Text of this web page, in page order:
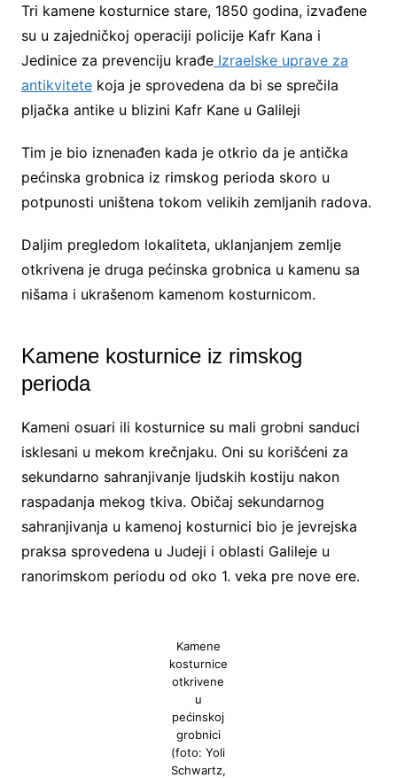
Tri kamene kosturnice stare, 1850 godina, izvađene
su u zajedničkoj operaciji policije Kafr Kana i
Jedinice za prevenciju krađeIzraelske uprave za
antikvitetekoja je sprovedena da bi se sprečila
pljačka antike u blizini Kafr Kane u Galileji
Tim je bio iznenađen kada je otkrio da je antička
pećinska grobnica iz rimskog perioda skoro u
potpunosti uništena tokom velikih zemljanih radova.
Daljim pregledom lokaliteta, uklanjanjem zemlje
otkrivena je druga pećinska grobnica u kamenu sa
nišama i ukrašenom kamenom kosturnicom.
Kamene kosturnice iz rimskog
perioda
Kameni osuari ili kosturnice su mali grobni sanduci
isklesani u mekom krečnjaku. Oni su korišćeni za
sekundarno sahranjivanje ljudskih kostiju nakon
raspadanja mekog tkiva. Običaj sekundarnog
sahranjivanja u kamenoj kosturnici bio je jevrejska
praksa sprovedena u Judeji i oblasti Galileje u
ranorimskom periodu od oko 1. veka pre nove ere.
Kamene
kosturnice
otkrivene
u
pećinskoj
grobnici
(foto: Yoli
Schwartz,